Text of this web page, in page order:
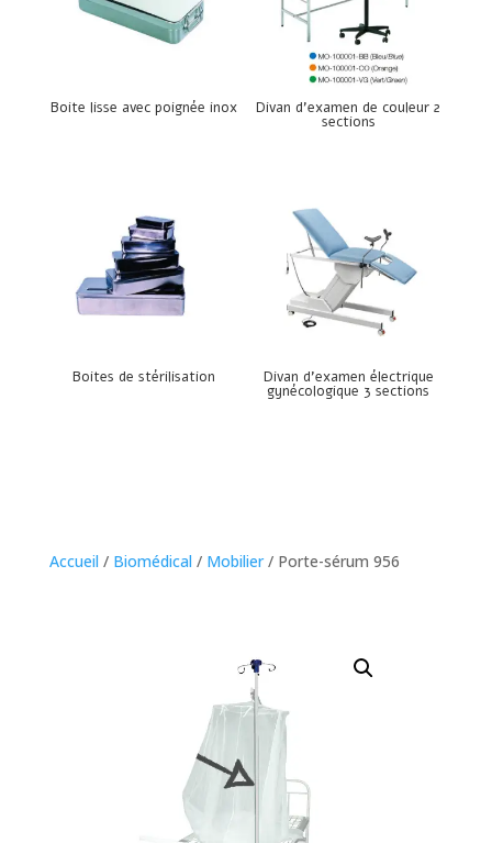
Boite lisse avec poignée inox Divan d’examen de couleur 2
sections
Boites de stérilisation Divan d’examen électrique
gynécologique 3 sections
Accueil / Biomédical / Mobilier/ Porte-sérum 956